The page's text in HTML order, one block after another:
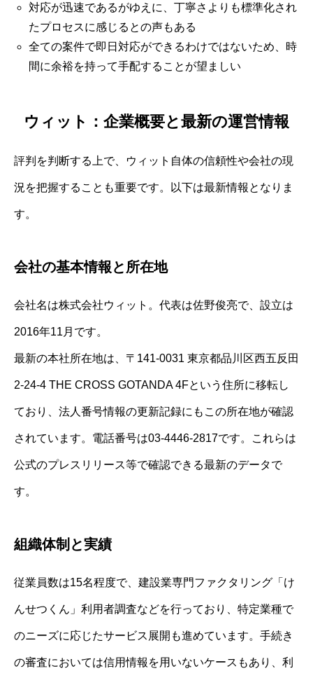
対応が迅速であるがゆえに、丁寧さよりも標準化され
たプロセスに感じるとの声もある
全ての案件で即日対応ができるわけではないため、時
間に余裕を持って手配することが望ましい
ウィット：企業概要と最新の運営情報
評判を判断する上で、ウィット自体の信頼性や会社の現
況を把握することも重要です。以下は最新情報となりま
す。
会社の基本情報と所在地
会社名は株式会社ウィット。代表は佐野俊亮で、設立は
2016年11月です。
最新の本社所在地は、〒141-0031 東京都品川区西五反田
2-24-4 THE CROSS GOTANDA 4Fという住所に移転し
ており、法人番号情報の更新記録にもこの所在地が確認
されています。電話番号は03-4446-2817です。これらは
公式のプレスリリース等で確認できる最新のデータで
す。
組織体制と実績
従業員数は15名程度で、建設業専門ファクタリング「け
んせつくん」利用者調査などを行っており、特定業種で
のニーズに応じたサービス展開も進めています。手続き
の審査においては信用情報を用いないケースもあり、利